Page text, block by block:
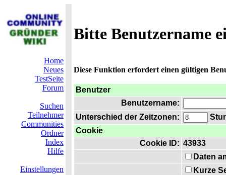
Bitte Benutzername
Home
Neues
TestSeite
Forum
Suchen
Teilnehmer
Communities
Ordner
Index
Hilfe
Einstellungen
Diese Funktion erfordert einen gültigen
Benutzer
Benutzername:
Unterschied der Zeitzonen:
Cookie
Cookie ID: 43933
Daten
Kurze